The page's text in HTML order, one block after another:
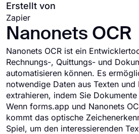
Erstellt von
Zapier
Nanonets OCR
Nanonets OCR ist ein
Rechnungs-, Quittungs- und
automatisieren können. Es
notwendige Daten aus Texten und
extrahieren, indem Sie
Wenn forms.app und Nanonets
kommt das optische
Spiel, um den interessierenden